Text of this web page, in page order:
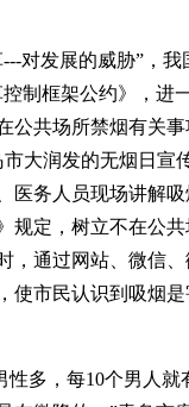
发展的威胁”，我
制框架公约》，进
公共场所禁烟有关
大润发的无烟日宣
医务人员现场讲解
规定，树立不在公
，通过网站、微信
使市民认识到吸烟
多，每10个男人就